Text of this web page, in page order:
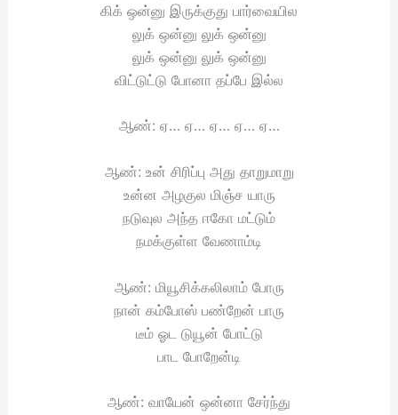
கிக் ஒன்னு இருக்குது பார்வையில
லுக் ஒன்னு லுக் ஒன்னு
லுக் ஒன்னு லுக் ஒன்னு
விட்டுட்டு போனா தப்பே இல்ல
ஆண்: ஏ… ஏ… ஏ… ஏ… ஏ…
ஆண்: உன் சிரிப்பு அது தாறுமாறு
உன்ன அழகுல மிஞ்ச யாரு
நடுவுல அந்த ஈகோ மட்டும்
நமக்குள்ள வேணாம்டி
ஆண்: மியூசிக்கலிலாம் போரு
நான் கம்போஸ் பண்றேன் பாரு
டீம் ஓட டுயூன் போட்டு
பாட போறேன்டி
ஆண்: வாயேன் ஒன்னா சேர்ந்து